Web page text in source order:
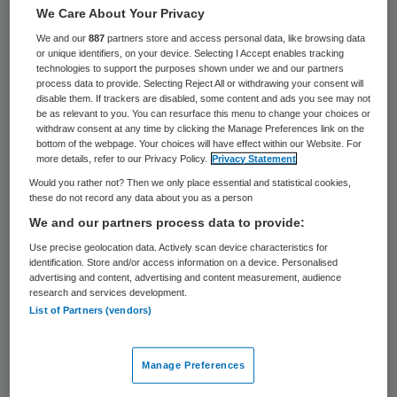
Ruim vierhonderd kankerpatiënten zijn vorig
jaar geopereerd in ziekenhuizen die te
weinig ervaring hebben met die
ingrepen,meldt het AD. De patiënten liepen
daardoor grotere kans op complicaties
zoals bloedingen, achtergebleven
kankerweefsel en zelfs overlijden.
Vorig jaar zijn 419 kankerpatiënten
geopereerd in ziekenhuizen die te weinig
ervaring hadden met die operaties. Dat
jaarlijkse Ziekenhuis Top 100. Hiervoor zijn
de cijfers geanalyseerd van acht soorten
We Care About Your Privacy
We and our887 partners store and access personal data, like browsing data
or unique identifiers, on your device. Selecting I Accept enables tracking
technologies to support the purposes shown under we and our partners
process data to provide. Selecting Reject All or withdrawing your consent will
disable them. If trackers are disabled, some content and ads you see may not
be as relevant to you. You can resurface this menu to change your choices or
withdraw consent at any time by clicking the Manage Preferences link on the
bottom of the webpage. Your choices will have effect within our Website. For
more details, refer to our Privacy Policy.
Privacy Statement
Would you rather not? Then we only place essential and statistical cookies,
these do not record any data about you as a person
We and our partners process data to provide:
Use precise geolocation data. Actively scan device characteristics for
identification. Store and/or access information on a device. Personalised
advertising and content, advertising and content measurement, audience
research and services development.
List of Partners (vendors)
Manage Preferences